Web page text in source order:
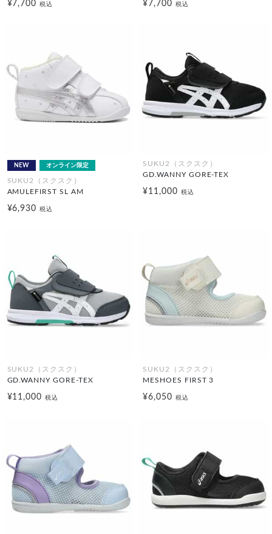
¥7,700税込 ¥7,700 税込
NEW オンライン限定
SUKU2（スクスク）
AMULEFIRST SL AM
¥6,930税込
SUKU2（スクスク）
GD.WANNY GORE-TEX
¥11,000 税込
SUKU2（スクスク）
GD.WANNY GORE-TEX
¥11,000税込
SUKU2（スクスク）
MESHOES FIRST 3
¥6,050 税込